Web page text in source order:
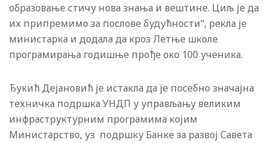
образовање стичу нова знања и вештине. Циљ је да
их припремимо за послове будућности“, рекла је
министарка и додала да кроз Летње школе
програмирања годишње прође око 100 ученика.
Ђукић Дејановић је истакла да је посебно значајна
техничка подршка УНДП у управљању великим
инфраструктурним програмима којим
Министарство, уз подршку Банке за развој Савета